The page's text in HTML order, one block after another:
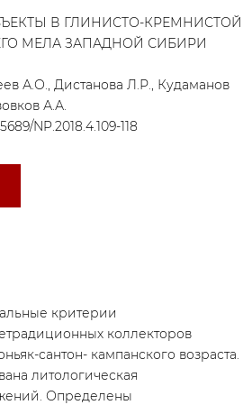
В ГЛИНИСТО-КРЕМНИСТОЙ
МЕЛА ЗАПАДНОЙ СИБИРИ
А.О., Дистанова Л.Р., Кудаманов
А.А.
NP.2018.4.109-118
критерии
коллекторов
сантон- кампанского возраста.
литологическая
Определены